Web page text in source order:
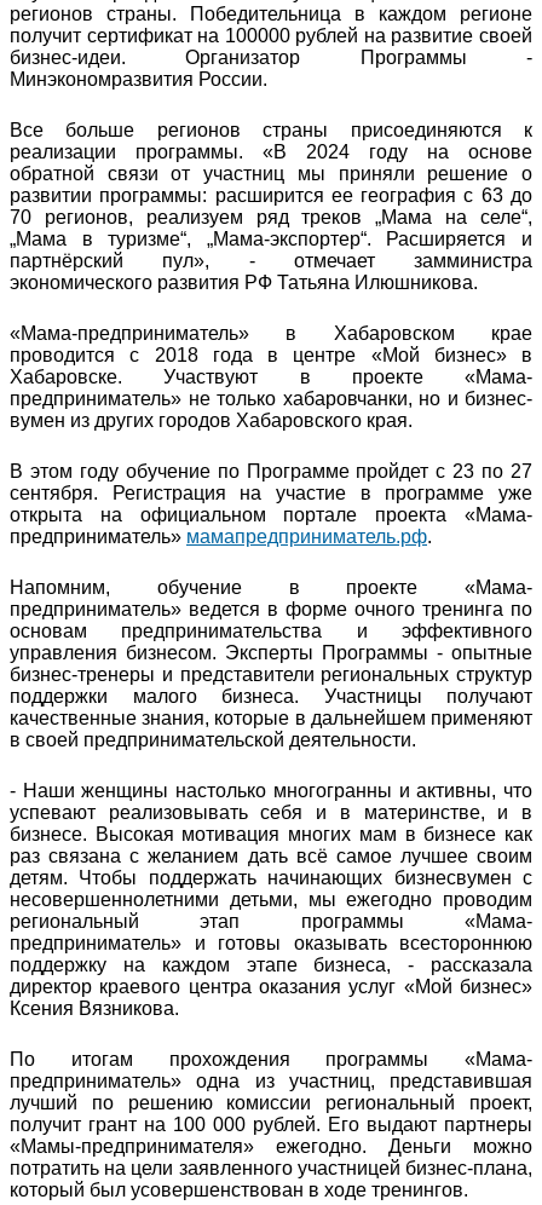
регионов страны. Победительница в каждом регионе
получит сертификат на 100000 рублей на развитие своей
бизнес-идеи. Организатор Программы -
Минэкономразвития России.
Все больше регионов страны присоединяются к
реализации программы. «В 2024 году на основе
обратной связи от участниц мы приняли решение о
развитии программы: расширится ее география с 63 до
70 регионов, реализуем ряд треков „Мама на селе“,
„Мама в туризме“, „Мама-экспортер“. Расширяется и
партнёрский пул», - отмечает замминистра
экономического развития РФ Татьяна Илюшникова.
«Мама-предприниматель» в Хабаровском крае
проводится с 2018 года в центре «Мой бизнес» в
Хабаровске. Участвуют в проекте «Мама-
предприниматель» не только хабаровчанки, но и бизнес-
вумен из других городов Хабаровского края.
В этом году обучение по Программе пройдет с 23 по 27
сентября. Регистрация на участие в программе уже
открыта на официальном портале проекта «Мама-
предприниматель» мамапредприниматель.рф.
Напомним, обучение в проекте «Мама-
предприниматель» ведется в форме очного тренинга по
основам предпринимательства и эффективного
управления бизнесом. Эксперты Программы - опытные
бизнес-тренеры и представители региональных структур
поддержки малого бизнеса. Участницы получают
качественные знания, которые в дальнейшем применяют
в своей предпринимательской деятельности.
- Наши женщины настолько многогранны и активны, что
успевают реализовывать себя и в материнстве, и в
бизнесе. Высокая мотивация многих мам в бизнесе как
раз связана с желанием дать всё самое лучшее своим
детям. Чтобы поддержать начинающих бизнесвумен с
несовершеннолетними детьми, мы ежегодно проводим
региональный этап программы «Мама-
предприниматель» и готовы оказывать всестороннюю
поддержку на каждом этапе бизнеса, - рассказала
директор краевого центра оказания услуг «Мой бизнес»
Ксения Вязникова.
По итогам прохождения программы «Мама-
предприниматель» одна из участниц, представившая
лучший по решению комиссии региональный проект,
получит грант на 100 000 рублей. Его выдают партнеры
«Мамы-предпринимателя» ежегодно. Деньги можно
потратить на цели заявленного участницей бизнес-плана,
который был усовершенствован в ходе тренингов.